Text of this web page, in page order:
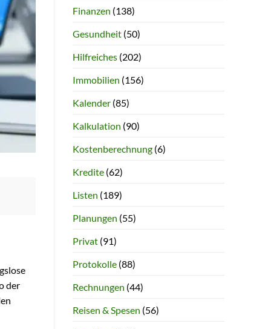
der
Finanzen (138)
Gesundheit(50)
Hilfreiches(202)
Immobilien (156)
Kalender(85)
Kalkulation (90)
Kostenberechnung(6)
Kredite(62)
Listen (189)
Planungen (55)
Privat(91)
Protokolle(88)
Rechnungen (44)
Reisen & Spesen (56)